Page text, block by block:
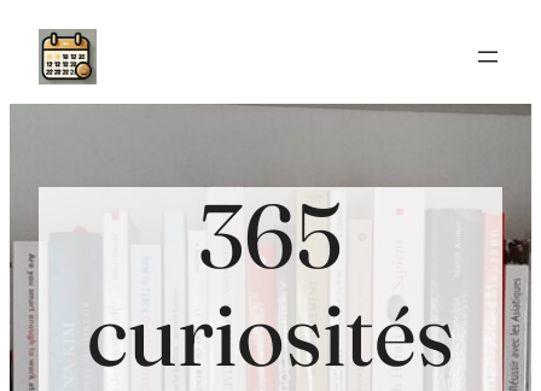
Aller
contenu
365
curiosités